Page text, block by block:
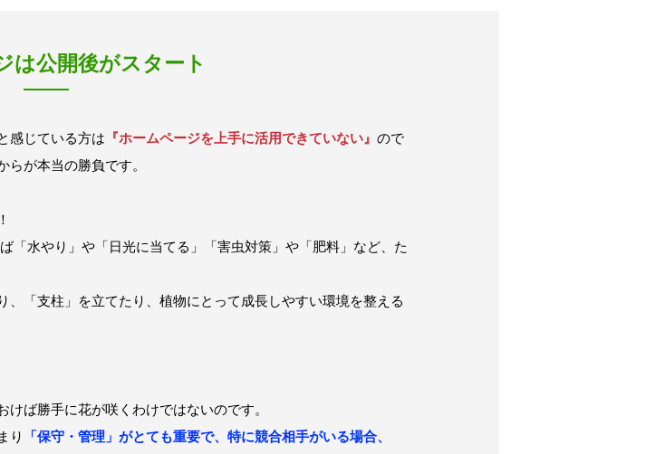
は公開後がスタート
感じている方は 『ホームページを上手に活用できていない』 ので
が本当の勝負です。
「水やり」や「日光に当てる」「害虫対策」や「肥料」など、た
「支柱」を立てたり、植物にとって成長しやすい環境を整える
けば勝手に花が咲くわけではないのです。
り
「保守・管理」がとても重要で、特に競合相手がいる場合、